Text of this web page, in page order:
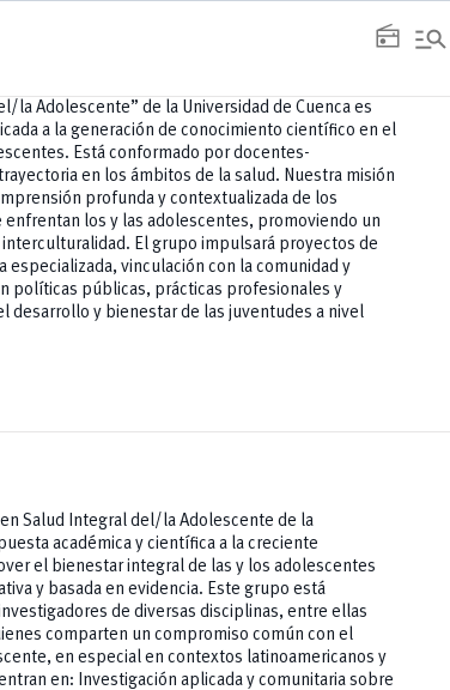
radio manage_search
la Adolescente” de la Universidad de Cuenca es
a la generación de conocimiento científico en el
Está conformado por docentes-
en los ámbitos de la salud. Nuestra misión
profunda y contextualizada de los
los y las adolescentes, promoviendo un
El grupo impulsará proyectos de
especializada, vinculación con la comunidad y
políticas públicas, prácticas profesionales y
desarrollo y bienestar de las juventudes a nivel
Salud Integral del/la Adolescente de la
académica y científica a la creciente
el bienestar integral de las y los adolescentes
y basada en evidencia. Este grupo está
de diversas disciplinas, entre ellas
comparten un compromiso común con el
en especial en contextos latinoamericanos y
en: Investigación aplicada y comunitaria sobre